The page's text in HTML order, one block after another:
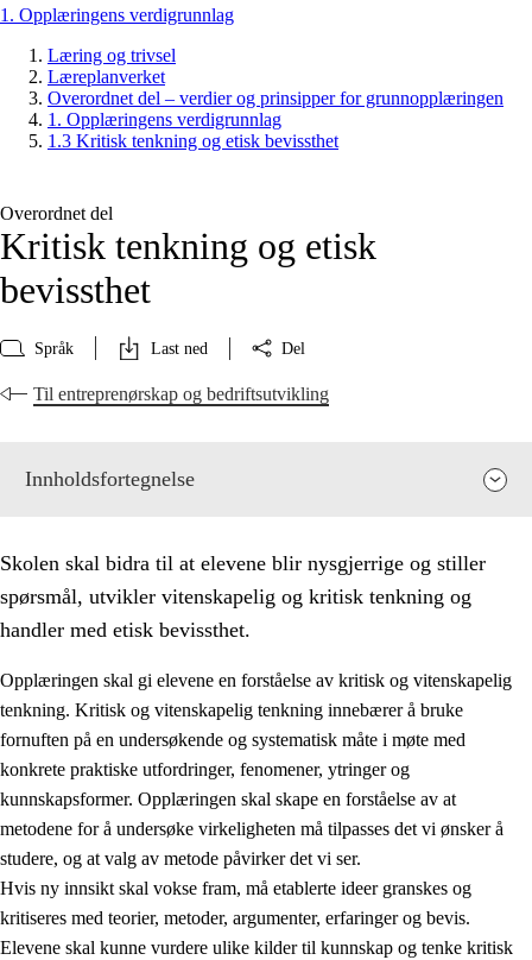
1. Opplæringens verdigrunnlag
Læring og trivsel
Læreplanverket
Overordnet del – verdier og prinsipper for grunnopplæringen
1. Opplæringens verdigrunnlag
1.3 Kritisk tenkning og etisk bevissthet
Overordnet del
Kritisk tenkning og etisk
bevissthet
Språk Last ned Del
Til entreprenørskap og bedriftsutvikling
Innholdsfortegnelse
1. Opplæringens verdigrunnlag
1.1 Menneskeverdet
1.2 Identitet og kulturelt mangfold
1.3 Kritisk tenkning og etisk bevissthet
Skolen skal bidra til at elevene blir nysgjerrige og stiller
spørsmål, utvikler vitenskapelig og kritisk tenkning og
handler med etisk bevissthet.
Opplæringen skal gi elevene en forståelse av kritisk og vitenskapelig
tenkning. Kritisk og vitenskapelig tenkning innebærer å bruke
fornuften på en undersøkende og systematisk måte i møte med
konkrete praktiske utfordringer, fenomener, ytringer og
kunnskapsformer. Opplæringen skal skape en forståelse av at
metodene for å undersøke virkeligheten må tilpasses det vi ønsker å
studere, og at valg av metode påvirker det vi ser.
Hvis ny innsikt skal vokse fram, må etablerte ideer granskes og
kritiseres med teorier, metoder, argumenter, erfaringer og bevis.
Elevene skal kunne vurdere ulike kilder til kunnskap og tenke kritisk